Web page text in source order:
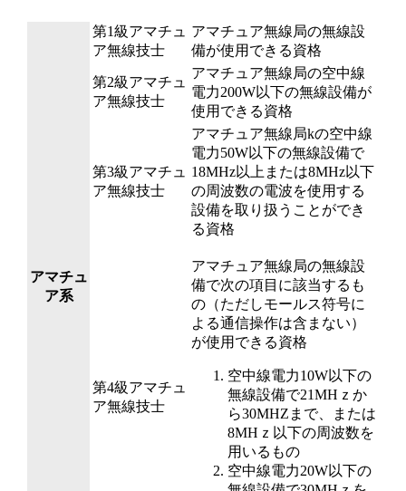
アマチュ
ア系
第1級アマチュ
ア無線技士
アマチュア無線局の無線設
備が使用できる資格
第2級アマチュ
ア無線技士
アマチュア無線局の空中線
電力200W以下の無線設備が
使用できる資格
第3級アマチュ
ア無線技士
アマチュア無線局kの空中線
電力50W以下の無線設備で
18MHz以上または8MHz以下
の周波数の電波を使用する
設備を取り扱うことができ
る資格
第4級アマチュ
ア無線技士
アマチュア無線局の無線設
備で次の項目に該当するも
の（ただしモールス符号に
よる通信操作は含まない）
が使用できる資格
空中線電力10W以下の
無線設備で21MHｚか
ら30MHZまで、または
8MHｚ以下の周波数を
用いるもの
空中線電力20W以下の